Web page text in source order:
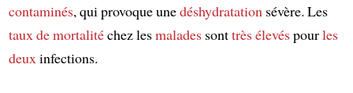
contaminés, qui provoque unedéshydratation sévère. Les
taux de mortalitéchez lesmaladessonttrès élevéspourles
deux infections.